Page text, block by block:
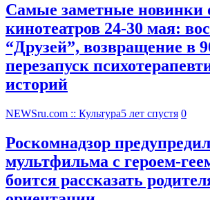
Самые заметные новинки
кинотеатров 24-30 мая:
“Друзей”, возвращение в
перезапуск
историй
NEWSru.com :: Культура5 лет спустя 0
Роскомнадзор
мультфильма c героем-
боится рассказать